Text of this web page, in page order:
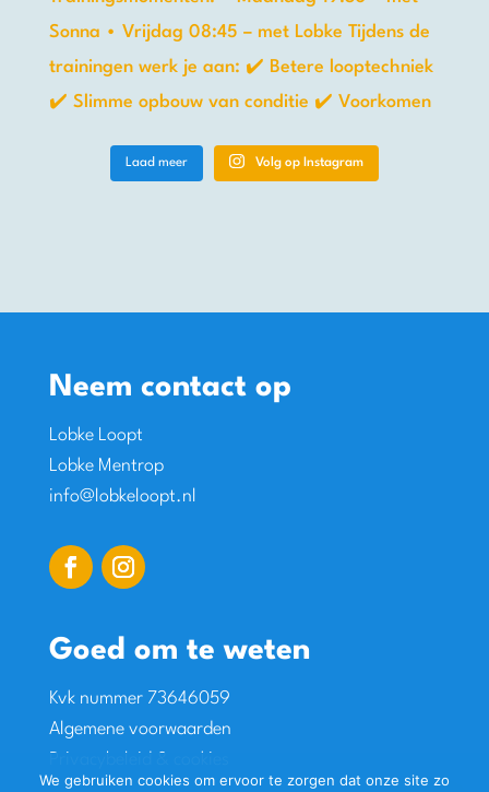
Laad meer Volg op Instagram
Neem contact op
Lobke Loopt
Lobke Mentrop
info@lobkeloopt.nl
Goed om te weten
Kvk nummer 73646059
Algemene voorwaarden
We gebruiken cookies om ervoor te zorgen dat onze site zo